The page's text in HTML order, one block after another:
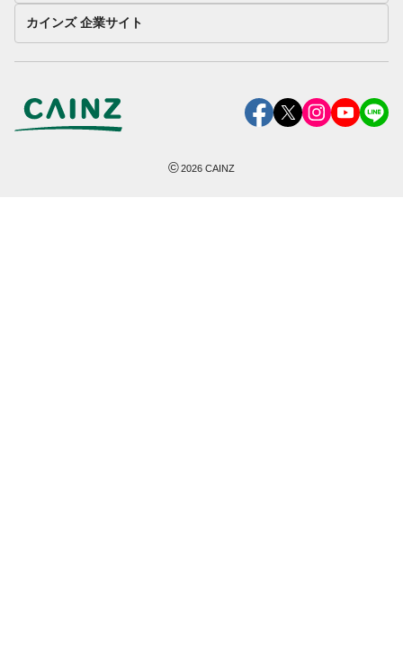
カインズ 企業サイト
©2026 CAINZ